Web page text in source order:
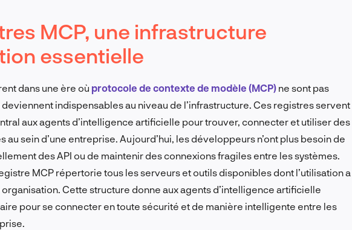
MCP, une infrastructure
essentielle
dans une ère où protocole de contexte de modèle (MCP) ne sont pas
indispensables au niveau de l’infrastructure. Ces registres servent
aux agents d’intelligence artificielle pour trouver, connecter et utiliser des
au sein d’une entreprise. Aujourd’hui, les développeurs n’ont plus besoin de
des API ou de maintenir des connexions fragiles entre les systèmes.
MCP répertorie tous les serveurs et outils disponibles dont l’utilisation a
Cette structure donne aux agents d’intelligence artificielle
pour se connecter en toute sécurité et de manière intelligente entre les